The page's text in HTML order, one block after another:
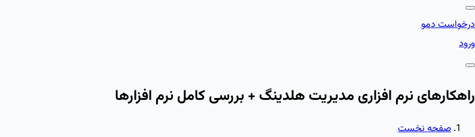
درخواست دمو
ورود
راهکارهای نرم افزاری مدیریت هلدینگ + بررسی کامل نرم افزارها
صفحه نخست